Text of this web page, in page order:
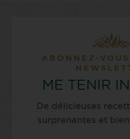
ABONNEZ-
ME TENIR
De délicieuses
surprenantes et